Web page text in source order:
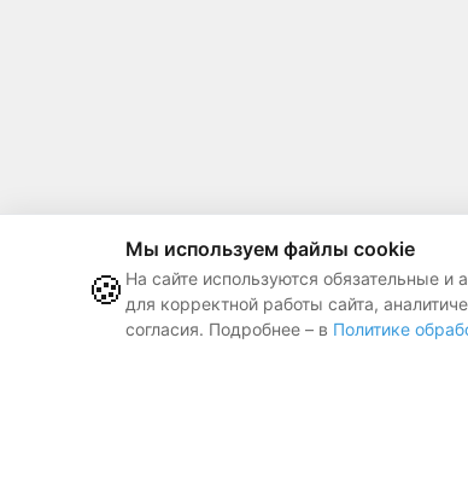
🍪
Мы используем файлы cookie
На сайте используются обязательные
для корректной работы сайта,
согласия. Подробнее – в Политике